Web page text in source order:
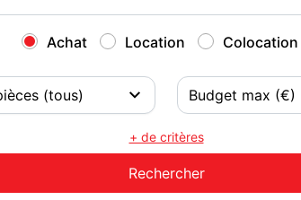
Achat Location Colocation
+ de critères